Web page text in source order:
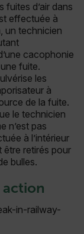
fuites d’air dans
effectuée à
un technicien
cacophonie
fuite.
les
à
de la fuite.
le technicien
n’est pas
à l’intérieur
être retirés pour
bulles.
action